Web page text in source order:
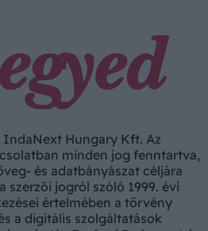
Hungary Kft. Az
minden jog fenntartva,
és adatbányászat céljára
szerzői jogról szóló 1999. évi
értelmében a törvény
a digitális szolgáltatások